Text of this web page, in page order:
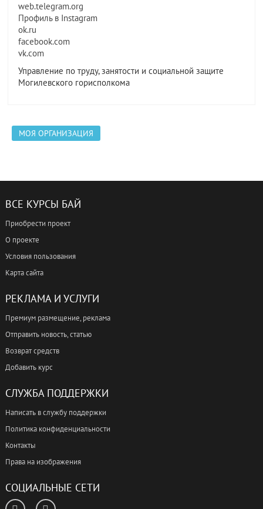
web.telegram.org
Профиль в Instagram
ok.ru
facebook.com
vk.com
Управление по труду, занятости и социальной защите
Могилевского горисполкома
МОЯ ОРГАНИЗАЦИЯ
ВСЕ КУРСЫ БАЙ
Приобрести проект
О проекте
Условия пользования
Карта сайта
РЕКЛАМА И УСЛУГИ
Премиум размещение, реклама
Отправить новость, статью
Возврат средств
Добавить курс
СЛУЖБА ПОДДЕРЖКИ
Написать в службу поддержки
Политика конфиденциальности
Контакты
Права на изображения
СОЦИАЛЬНЫЕ СЕТИ